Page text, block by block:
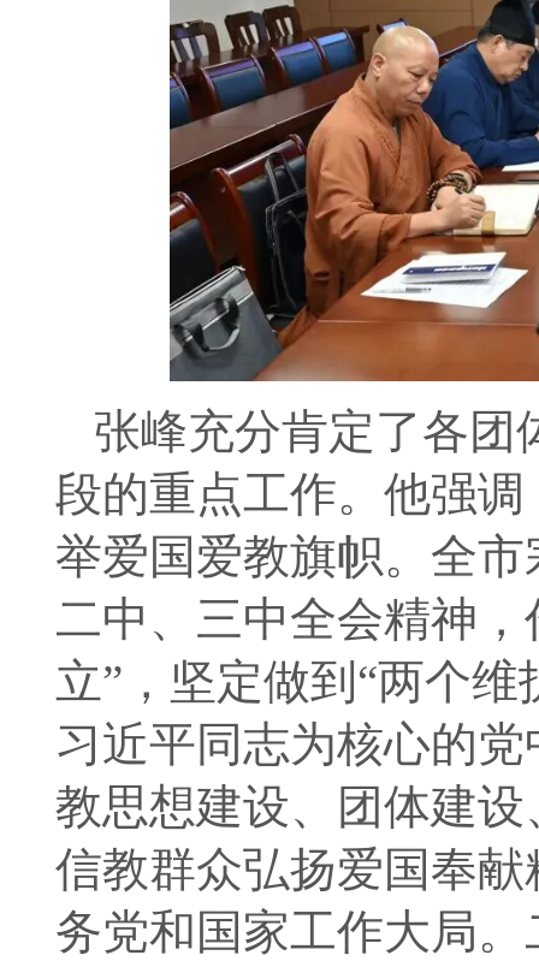
张峰充分肯定了各团
段的重点工作。他强
举爱国爱教旗帜。全
二中、三中全会精神
立”，坚定做到“两个
习近平同志为核心的
教思想建设、团体建
信教群众弘扬爱国奉
务党和国家工作大局